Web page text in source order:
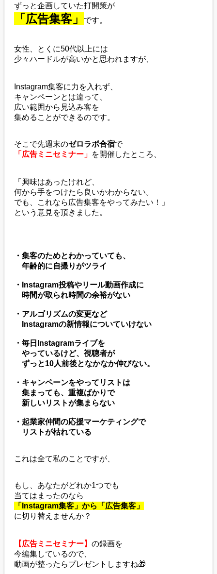
ずっと企画していた打開策が
「広告集客」 です。
女性、とくに50代以上には
少々ハードルが高いかと思われますが、
Instagram集客に力を入れず、
キャンペーンとは違って、
広い範囲から見込み客を
集めることができるのです。
そこで先週末のゼロラボ合宿で
「広告ミニセミナー」 を開催したところ、
「興味はあったけれど、
何から手をつけたら良いかわからない。
でも、これなら広告集客をやってみたい！」
という意見を頂きました。
・集客のためとわかっていても、
年齢的に自撮りがツライ
・Instagram投稿やリール動画作成に
時間が取られ時間の余裕がない
・アルゴリズムの変更など
Instagramの新情報についていけない
・毎日Instagramライブを
やっているけど、視聴者が
ずっと10人前後となかなか伸びない。
・キャンペーンをやってリストは
集まっても、重複ばかりで
新しいリストが集まらない
・起業家仲間の応援マーケティングで
リストが枯れている
これは全て私のことですが、
もし、あなたがどれか1つでも
当てはまったのなら
「Instagram集客」から「広告集客」
に切り替えませんか？
【広告ミニセミナー】 の録画を
今編集しているので、
動画が整ったらプレゼントしますね🎁